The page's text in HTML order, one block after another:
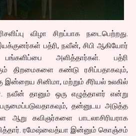
விழா சிறப்பாக நடைபெற்றது.
பத்ரி, நவீன், சிபி ஆகியோர்
அளித்தார்கள். பத்ரி
திறமைகளை கண்டு ரசிப்பதாகவும்,
சினிமா, மற்றும் சீரியல் உலகில்
நவீன் தானும் ஒரு எழுத்தாளர் என்று
தன்னுடய அடுத்த
ஆறு கவிஞர்களை பாடலாசிரியராக
ரமேஷ்வைத்யா இன்னும் கொஞ்சம்